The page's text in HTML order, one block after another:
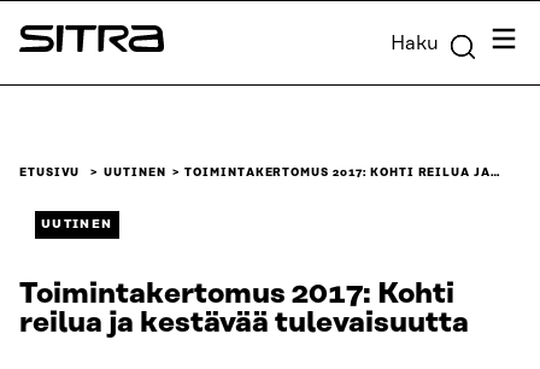
Siirry
suoraan
Sitra Haku
ETUSIVU UUTINEN TOIMINTAKERTOMUS 2017: KOHTI REILUA JA…
UUTINEN
Toimintakertomus 2017: Kohti
reilua ja kestävää tulevaisuutta